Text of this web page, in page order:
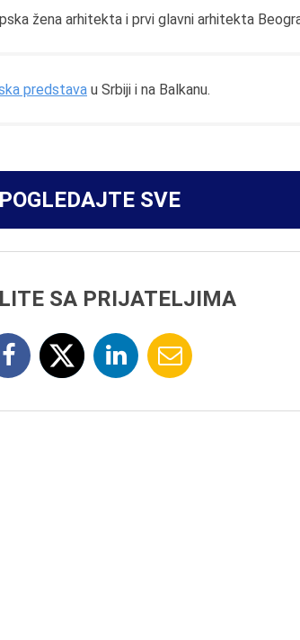
žena arhitekta i prvi glavni arhitekta
predstava u Srbiji i na Balkanu.
SVE
SA PRIJATELJIMA